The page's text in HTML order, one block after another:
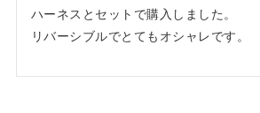
ハーネスとセットで購入しました。
リバーシブルでとてもオシャレです。